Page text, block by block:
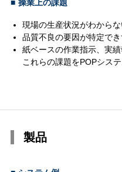
■ 操業上の課題
現場の生産状況がわから
品質不良の要因が特定で
紙ベースの作業指示、実
これらの課題をPOPシス
製品